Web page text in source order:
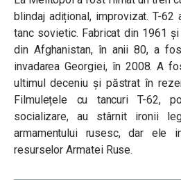
blindaj adițional, improvizat. T-62
tanc sovietic. Fabricat din 1961
din Afghanistan, în anii 80, a
invadarea Georgiei, în 2008. A
ultimul deceniu și păstrat în
Filmulețele cu tancuri T-62,
socializare, au stârnit ironii
armamentului rusesc, dar ele
resurselor Armatei Ruse.